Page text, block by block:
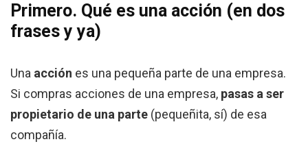
Primero. Qué es una acción (en dos
frases y ya)
Una acción es una pequeña parte de una empresa.
Si compras acciones de una empresa, pasas a ser
propietario de una parte (pequeñita, sí) de esa
compañía.